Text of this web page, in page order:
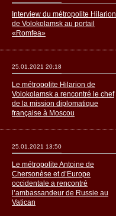
Interview du métropolite Hilarion
de Volokolamsk au portail
«Romfea»
25.01.2021 20:18
Le métropolite Hilarion de
Volokolamsk a rencontré le chef
de la mission diplomatique
française à Moscou
25.01.2021 13:50
Le métropolite Antoine de
Chersonèse et d’Europe
occidentale a rencontré
l’ambassandeur de Russie au
Vatican